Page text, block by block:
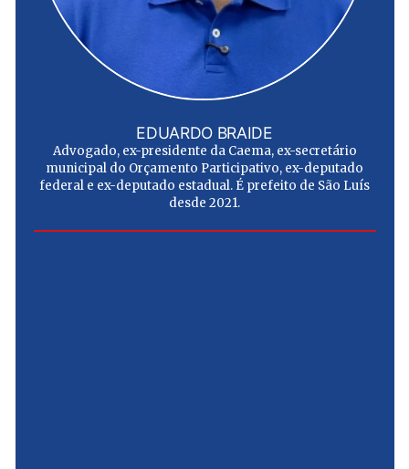
EDUARDO BRAIDE
Advogado, ex-presidente da Caema, ex-secretário
municipal do Orçamento Participativo, ex-deputado
federal e ex-deputado estadual. É prefeito de São Luís
desde 2021.